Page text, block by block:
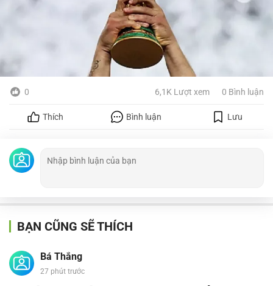
0 6,1K Lượt xem 0 Bình luận
Thích Bình luận Lưu
BẠN CŨNG SẼ THÍCH
Bá Thắng
27 phút trước